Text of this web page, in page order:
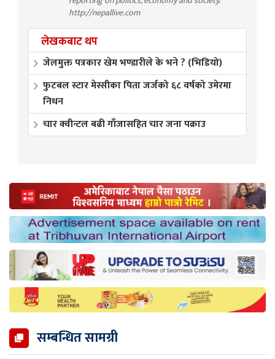
http://nepallive.com
लेखकबाट थप
जेलमुक्त पत्रकार खेम भण्डारीले के भने ? (भिडियो)
फुटबल स्टार मेस्सीका पिता जर्जको ६८ वर्षको उमेरमा
निधन
चार क्वीन्टल बढी गाँजासहित चार जना पक्राउ
सम्बन्धित सामग्री